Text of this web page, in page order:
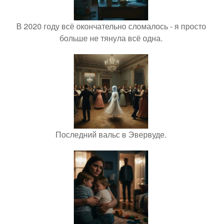
В 2020 году всё окончательно сломалось - я просто
больше не тянула всё одна.
Последний вальс в Эвервуде.